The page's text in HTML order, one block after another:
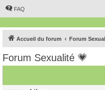
FAQ
Accueil du forum Forum
Forum Sexualité 💗